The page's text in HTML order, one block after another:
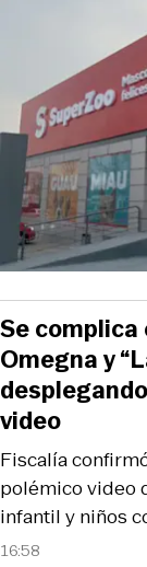
16:58
Fiscalía
polémico video
infantil y niños
Se
Omegna y
video